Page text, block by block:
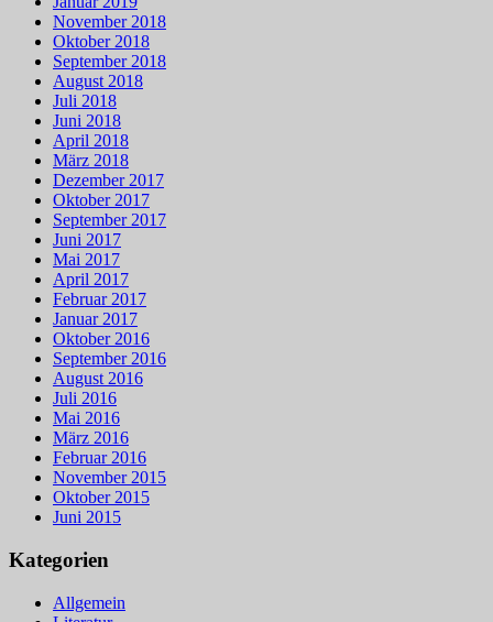
November 2018
Oktober 2018
September 2018
August 2018
Juli 2018
Juni 2018
April 2018
März 2018
Dezember 2017
Oktober 2017
September 2017
Juni 2017
Mai 2017
April 2017
Februar 2017
Januar 2017
Oktober 2016
September 2016
August 2016
Juli 2016
Mai 2016
März 2016
Februar 2016
November 2015
Oktober 2015
Juni 2015
Kategorien
Allgemein